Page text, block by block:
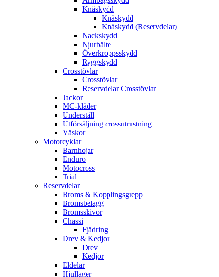
Knäskydd
Knäskydd
Knäskydd (Reservdelar)
Nackskydd
Njurbälte
Överkroppsskydd
Ryggskydd
Crosstövlar
Crosstövlar
Reservdelar Crosstövlar
Jackor
MC-kläder
Underställ
Utförsäljning crossutrustning
Väskor
Motorcyklar
Barnhojar
Enduro
Motocross
Trial
Reservdelar
Broms & Kopplingsgrepp
Bromsbelägg
Bromsskivor
Chassi
Fjädring
Drev & Kedjor
Drev
Kedjor
Eldelar
Hjullager